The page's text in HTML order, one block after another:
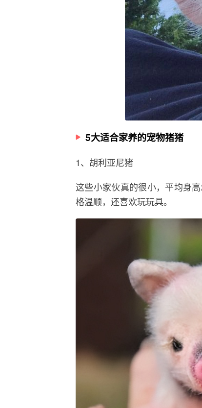
5大适合家养的宠物猪猪
1、胡利亚尼猪
这些小家伙真的很小，平均身
格温顺，还喜欢玩玩具。